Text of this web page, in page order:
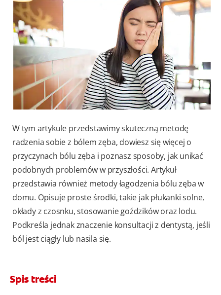
PL
W tym artykule przedstawimy skuteczną metodę
radzenia sobie z bólem zęba, dowiesz się więcej o
przyczynach bólu zęba i poznasz sposoby, jak unikać
podobnych problemów w przyszłości. Artykuł
przedstawia również metody łagodzenia bólu zęba w
domu. Opisuje proste środki, takie jak płukanki solne,
okłady z czosnku, stosowanie goździków oraz lodu.
Podkreśla jednak znaczenie konsultacji z dentystą, jeśli
ból jest ciągły lub nasila się.
Spis treści